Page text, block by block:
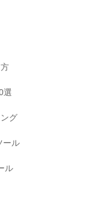
選
グ
ール
ル